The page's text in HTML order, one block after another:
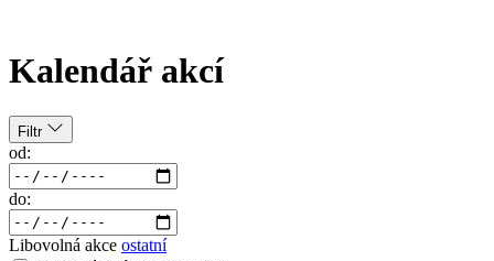
Kalendář akcí
Filtr
od:
do:
Libovolná akce ostatní